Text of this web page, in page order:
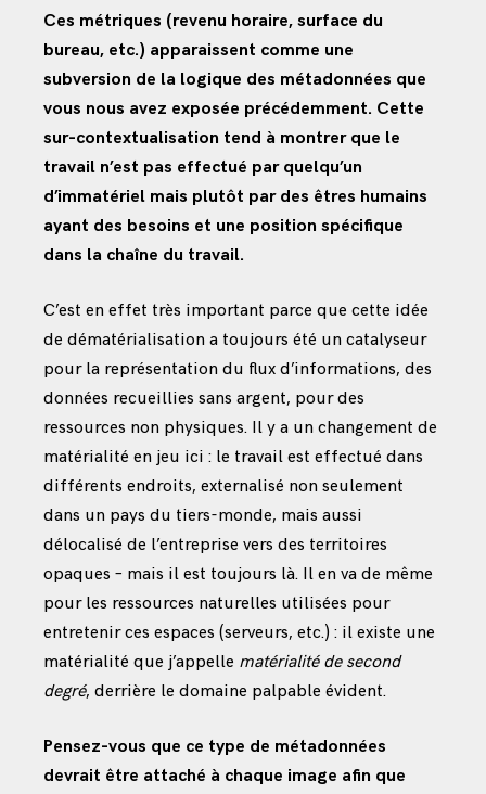
Ces métriques (revenu horaire, surface du
bureau, etc.) apparaissent comme une
subversion de la logique des métadonnées que
vous nous avez exposée précédemment. Cette
sur-contextualisation tend à montrer que le
travail n’est pas effectué par quelqu’un
d’immatériel mais plutôt par des êtres humains
ayant des besoins et une position spécifique
dans la chaîne du travail.
C’est en effet très important parce que cette idée
de dématérialisation a toujours été un catalyseur
pour la représentation du flux d’informations, des
données recueillies sans argent, pour des
ressources non physiques. Il y a un changement de
matérialité en jeu ici : le travail est effectué dans
différents endroits, externalisé non seulement
dans un pays du tiers-monde, mais aussi
délocalisé de l’entreprise vers des territoires
opaques – mais il est toujours là. Il en va de même
pour les ressources naturelles utilisées pour
entretenir ces espaces (serveurs, etc.) : il existe une
matérialité que j’appelle matérialité de second
degré, derrière le domaine palpable évident.
Pensez-vous que ce type de métadonnées
devrait être attaché à chaque image afin que